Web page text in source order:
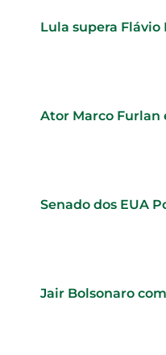
Lula supera
Ator Marco Furlan
Senado dos EUA
Jair Bolsonaro